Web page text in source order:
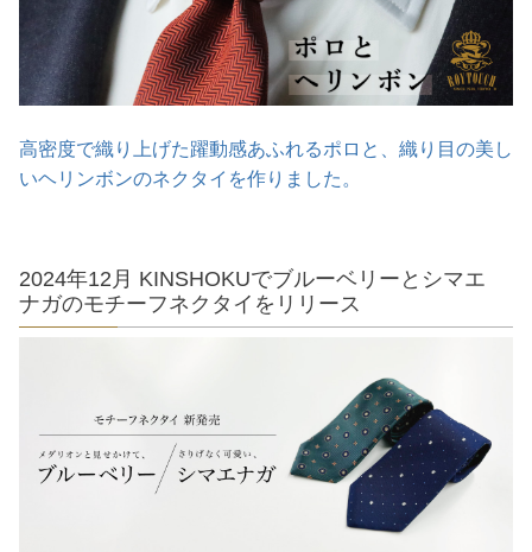
高密度で織り上げた躍動感あふれるポロと、織り目の美し
いヘリンボンのネクタイを作りました。
2024年12月 KINSHOKUでブルーベリーとシマエ
ナガのモチーフネクタイをリリース